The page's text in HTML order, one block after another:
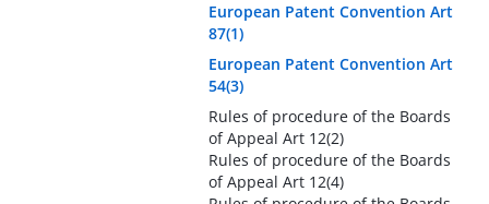
European Patent Convention Art
87(1)
European Patent Convention Art
54(3)
Rules of procedure of the Boards
of Appeal Art 12(2)
Rules of procedure of the Boards
of Appeal Art 12(4)